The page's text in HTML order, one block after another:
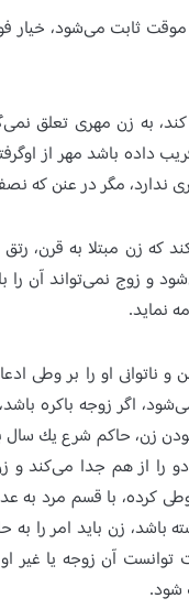
ثابت مى‌شود، خيار
به زن مهرى تعلق
داده باشد مهر از
ندارد، مگر در عنن كه
كه زن مبتلا به قرن،
زوج نمى‌تواند آن را با
نمايد.
او را بر وطى
اگر زوجه باكره
زن، حاكم شرع يك
دو را از هم جدا
كرده، با قسم مرد
باشد، زن بايد امر را به
آن زوجه يا غير
شود.